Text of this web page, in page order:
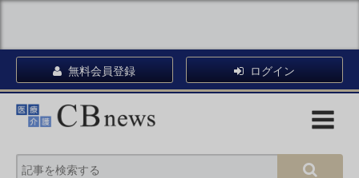
無料会員登録 ログイン